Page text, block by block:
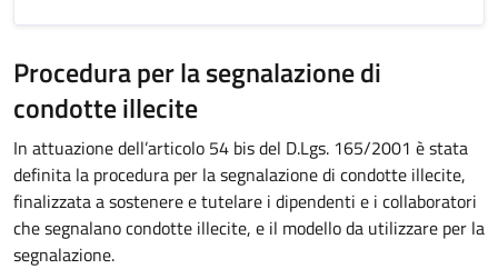
Procedura per la segnalazione di
condotte illecite
In attuazione dell’articolo 54 bis del D.Lgs. 165/2001 è stata
definita la procedura per la segnalazione di condotte illecite,
finalizzata a sostenere e tutelare i dipendenti e i collaboratori
che segnalano condotte illecite, e il modello da utilizzare per la
segnalazione.